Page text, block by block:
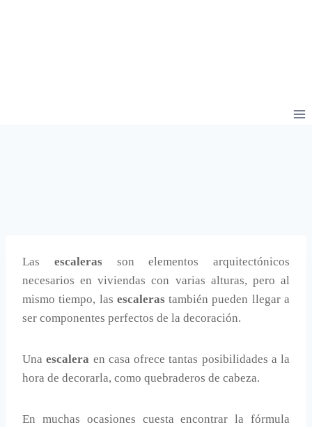
Las escalerasson elementos arquitectónicos
necesarios en viviendas con varias alturas, pero al
mismo tiempo, las escalerastambién pueden llegar a
ser componentes perfectos de la decoración.
Unaescalera en casa ofrece tantas posibilidades a la
hora de decorarla, como quebraderos de cabeza.
En muchas ocasiones cuesta encontrar la fórmula